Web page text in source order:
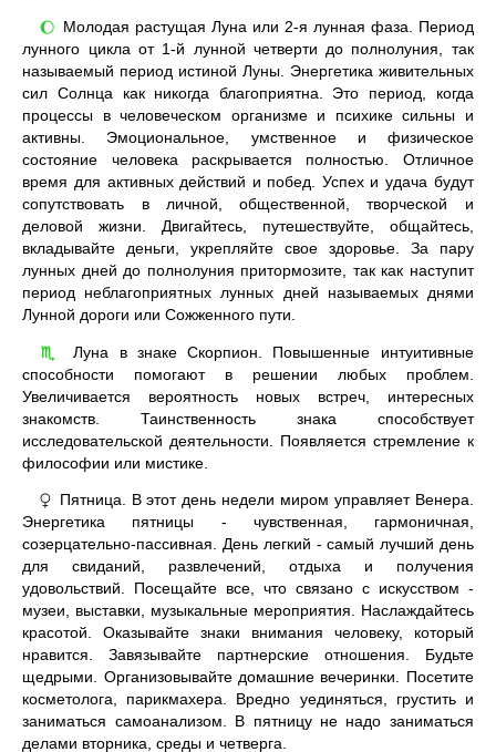
🌔
Молодая растущая Луна или 2-я лунная фаза. Период
лунного цикла от 1-й лунной четверти до полнолуния, так
называемый период истиной Луны. Энергетика живительных
сил Солнца как никогда благоприятна. Это период, когда
процессы в человеческом организме и психике сильны и
активны. Эмоциональное, умственное и физическое
состояние человека раскрывается полностью. Отличное
время для активных действий и побед. Успех и удача будут
сопутствовать в личной, общественной, творческой и
деловой жизни. Двигайтесь, путешествуйте, общайтесь,
вкладывайте деньги, укрепляйте свое здоровье. За пару
лунных дней до полнолуния притормозите, так как наступит
период неблагоприятных лунных дней называемых днями
Лунной дороги или Сожженного пути.
♏
Луна в знаке Скорпион. Повышенные интуитивные
способности помогают в решении любых проблем.
Увеличивается вероятность новых встреч, интересных
знакомств. Таинственность знака способствует
исследовательской деятельности. Появляется стремление к
философии или мистике.
♀
Пятница. В этот день недели миром управляет Венера.
Энергетика пятницы - чувственная, гармоничная,
созерцательно-пассивная. День легкий - самый лучший день
для свиданий, развлечений, отдыха и получения
удовольствий. Посещайте все, что связано с искусством -
музеи, выставки, музыкальные мероприятия. Наслаждайтесь
красотой. Оказывайте знаки внимания человеку, который
нравится. Завязывайте партнерские отношения. Будьте
щедрыми. Организовывайте домашние вечеринки. Посетите
косметолога, парикмахера. Вредно уединяться, грустить и
заниматься самоанализом. В пятницу не надо заниматься
делами вторника, среды и четверга.